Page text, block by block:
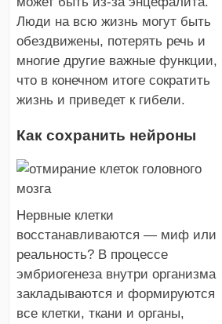
Люди на всю жизнь могут быть
обездвижены, потерять речь и
многие другие важные функции,
что в конечном итоге сократить
жизнь и приведет к гибели.
Как сохранить нейроны
Нервные клетки
восстанавливаются — миф или
реальность? В процессе
эмбриогенеза внутри организма
закладываются и формируются
все клетки, ткани и органы,